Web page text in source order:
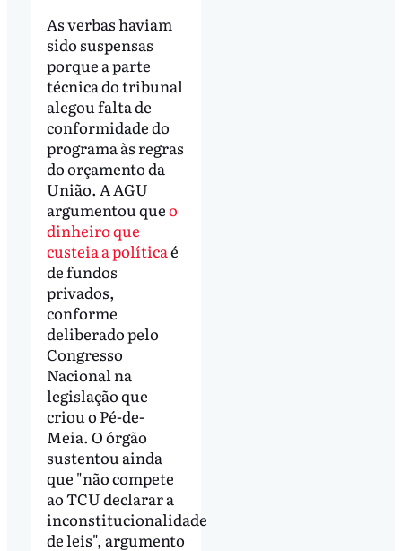
As verbas haviam
sido suspensas
porque a parte
técnica do tribunal
alegou falta de
conformidade do
programa às regras
do orçamento da
União. A AGU
argumentou queo
dinheiro que
custeia a políticaé
de fundos
privados,
conforme
deliberado pelo
Congresso
Nacional na
legislação que
criou o Pé-de-
Meia. O órgão
sustentou ainda
que "não compete
ao TCU declarar a
inconstitucionalidade
de leis", argumento